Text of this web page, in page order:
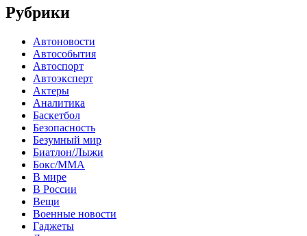
Рубрики
Автоновости
Автособытия
Автоспорт
Автоэксперт
Актеры
Аналитика
Баскетбол
Безопасность
Безумный мир
Биатлон/Лыжи
Бокс/MMA
В мире
В России
Вещи
Военные новости
Гаджеты